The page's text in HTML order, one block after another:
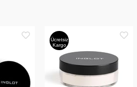
Ücretsiz
Kargo